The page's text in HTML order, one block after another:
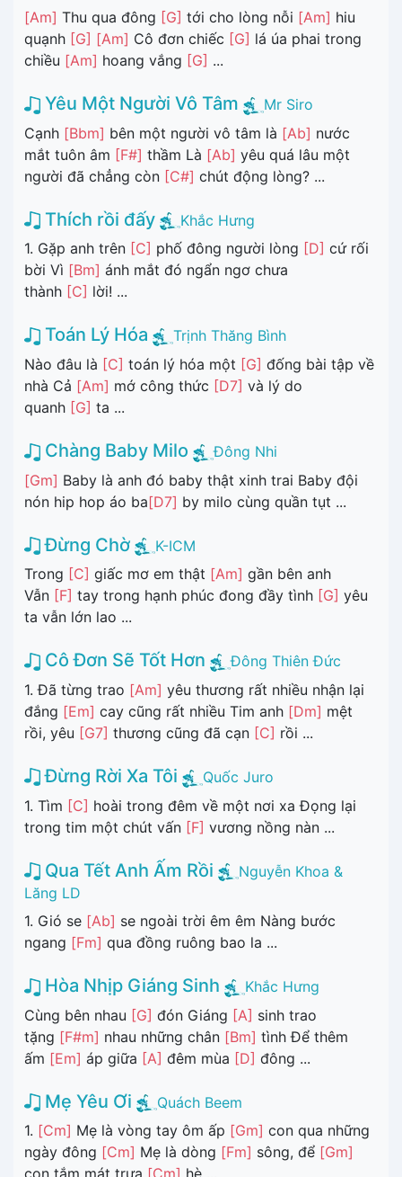
[Am] Thu qua đông [G] tới cho lòng nỗi [Am] hiu
quạnh [G] [Am] Cô đơn chiếc [G] lá úa phai trong
chiều [Am] hoang vắng [G] ...
Yêu Một Người Vô Tâm
Mr Siro
Cạnh [Bbm] bên một người vô tâm là [Ab] nước
mắt tuôn âm [F#] thầm Là [Ab] yêu quá lâu một
người đã chẳng còn [C#] chút động lòng? ...
Thích rồi đấy
Khắc Hưng
1. Gặp anh trên [C] phố đông người lòng [D] cứ rối
bời Vì [Bm] ánh mắt đó ngẩn ngơ chưa
thành [C] lời! ...
Toán Lý Hóa
Trịnh Thăng Bình
Nào đâu là [C] toán lý hóa một [G] đống bài tập về
nhà Cả [Am] mớ công thức [D7] và lý do
quanh [G] ta ...
Chàng Baby Milo
Đông Nhi
[Gm] Baby là anh đó baby thật xinh trai Baby đội
nón hip hop áo ba[D7] by milo cùng quần tụt ...
Đừng Chờ
K-ICM
Trong [C] giấc mơ em thật [Am] gần bên anh
Vẫn [F] tay trong hạnh phúc đong đầy tình [G] yêu
ta vẫn lớn lao ...
Cô Đơn Sẽ Tốt Hơn
Đông Thiên Đức
1. Đã từng trao [Am] yêu thương rất nhiều nhận lại
đắng [Em] cay cũng rất nhiều Tim anh [Dm] mệt
rồi, yêu [G7] thương cũng đã cạn [C] rồi ...
Đừng Rời Xa Tôi
Quốc Juro
1. Tìm [C] hoài trong đêm về một nơi xa Đọng lại
trong tim một chút vấn [F] vương nồng nàn ...
Qua Tết Anh Ấm Rồi
Nguyễn Khoa &
Lăng LD
1. Gió se [Ab] se ngoài trời êm êm Nàng bước
ngang [Fm] qua đồng ruông bao la ...
Hòa Nhịp Giáng Sinh
Khắc Hưng
Cùng bên nhau [G] đón Giáng [A] sinh trao
tặng [F#m] nhau những chân [Bm] tình Để thêm
ấm [Em] áp giữa [A] đêm mùa [D] đông ...
Mẹ Yêu Ơi
Quách Beem
1. [Cm] Mẹ là vòng tay ôm ấp [Gm] con qua những
ngày đông [Cm] Mẹ là dòng [Fm] sông, để [Gm]